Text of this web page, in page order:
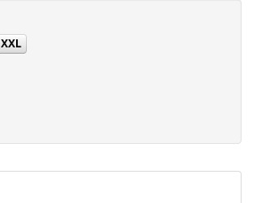
XXL